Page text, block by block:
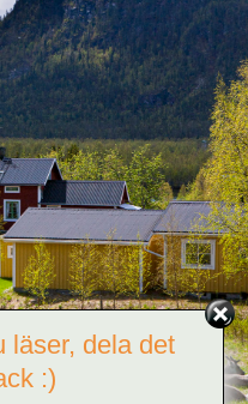
läser, dela det
:)